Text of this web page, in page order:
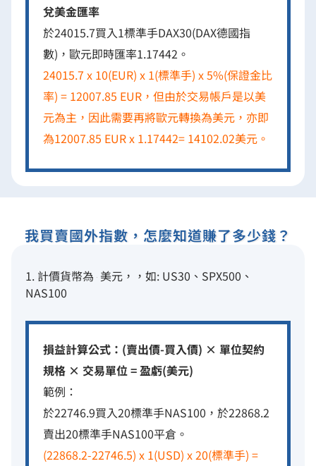
兌美金匯率
於24015.7買入1標準手DAX30(DAX德國指
數)，歐元即時匯率1.17442。
24015.7 x 10(EUR) x 1(標準手) x 5%(保證金比
率) = 12007.85 EUR，但由於交易帳戶是以美
元為主，因此需要再將歐元轉換為美元，亦即
為12007.85 EUR x 1.17442= 14102.02美元。
我買賣國外指數，怎麼知道賺了多少錢？
1. 計價貨幣為 美元，，如: US30、SPX500、
NAS100
損益計算公式：(賣出價-買入價) × 單位契約
規格 × 交易單位 = 盈虧(美元)
範例：
於22746.9買入20標準手NAS100，於22868.2
賣出20標準手NAS100平倉。
(22868.2-22746.5) x 1(USD) x 20(標準手) =